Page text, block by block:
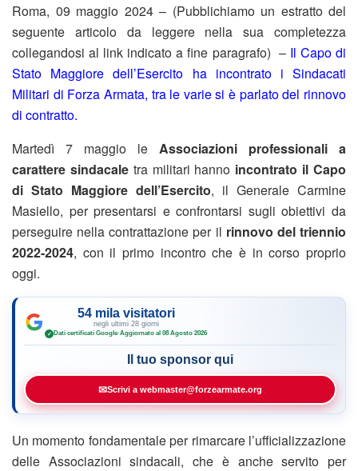
Roma, 09 maggio 2024 – (Pubblichiamo un estratto del
seguente articolo da leggere nella sua completezza
collegandosi al link indicato a fine paragrafo) – Il Capo di
Stato Maggiore dell’Esercito ha incontrato i Sindacati
Militari di Forza Armata, tra le varie si è parlato del rinnovo
di contratto.
Martedì 7 maggio le Associazioni professionali a
carattere sindacaletra militari hanno incontrato il Capo
di Stato Maggiore dell’Esercito, il Generale Carmine
Masiello, per presentarsi e confrontarsi sugli obiettivi da
perseguire nella contrattazione per il rinnovo del triennio
2022-2024, con il primo incontro che è in corso proprio
oggi.
54 mila visitatori
negli ultimi 28 giorni
✓ Dati certificati Google·Aggiornato al 08 Agosto 2026
Il tuo sponsor qui
✉Scrivi a webmaster@forzearmate.org
Un momento fondamentale per rimarcare l’ufficializzazione
delle Associazioni sindacali, che è anche servito per